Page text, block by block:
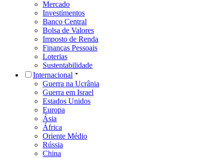
Mercado
Investimentos
Banco Central
Bolsa de Valores
Imposto de Renda
Finanças Pessoais
Loterias
Sustentabilidade
Internacional
Guerra na Ucrânia
Guerra em Israel
Estados Unidos
Europa
Ásia
África
Oriente Médio
Rússia
China